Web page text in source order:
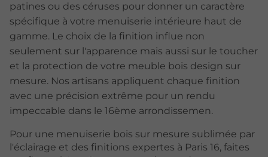
patines ou des céruses pour donner un caractère
spécifique à votre menuiserie intérieure haut de
gamme. Le choix de la finition influe non
seulement sur l'apparence mais aussi sur le toucher
et la protection de votre meuble bois design sur
mesure. Nos artisans appliquent chaque finition
avec une précision extrême pour un rendu
impeccable dans le 16ème arrondissemen.
Pour une menuiserie bois sur mesure sublimée par
l'éclairage et des finitions expertes à Paris 16, faites